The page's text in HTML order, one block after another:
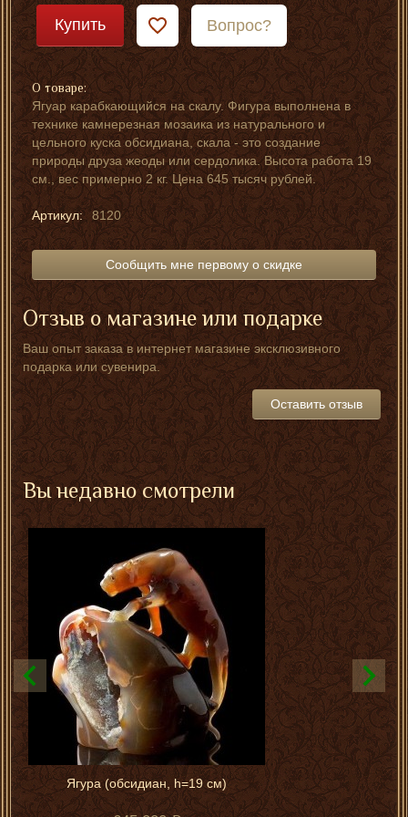
Купить Вопрос?
О товаре:
Ягуар карабкающийся на скалу. Фигура выполнена в
технике камнерезная мозаика из натурального и
цельного куска обсидиана, скала - это создание
природы друза жеоды или сердолика. Высота работа 19
см., вес примерно 2 кг. Цена 645 тысяч рублей.
Артикул: 8120
Сообщить мне первому о скидке
Отзыв о магазине или подарке
Ваш опыт заказа в интернет магазине эксклюзивного
подарка или сувенира.
Оставить отзыв
Вы недавно смотрели
Ягура (обсидиан, h=19 см)